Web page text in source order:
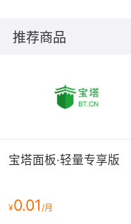
systemct stop docker
docker load <
docker ps -a 查看所
镜像
关于售后服务：
推荐商品
宝塔面板·轻量专享版
¥0.01 /月